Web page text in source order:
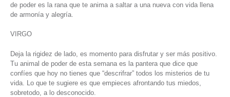
de poder es la rana que te anima a saltar a una nueva con vida llena
de armonía y alegría.
VIRGO
Deja la rigidez de lado, es momento para disfrutar y ser más positivo.
Tu animal de poder de esta semana es la pantera que dice que
confíes que hoy no tienes que “descrifrar” todos los misterios de tu
vida. Lo que te sugiere es que empieces afrontando tus miedos,
sobretodo, a lo desconocido.